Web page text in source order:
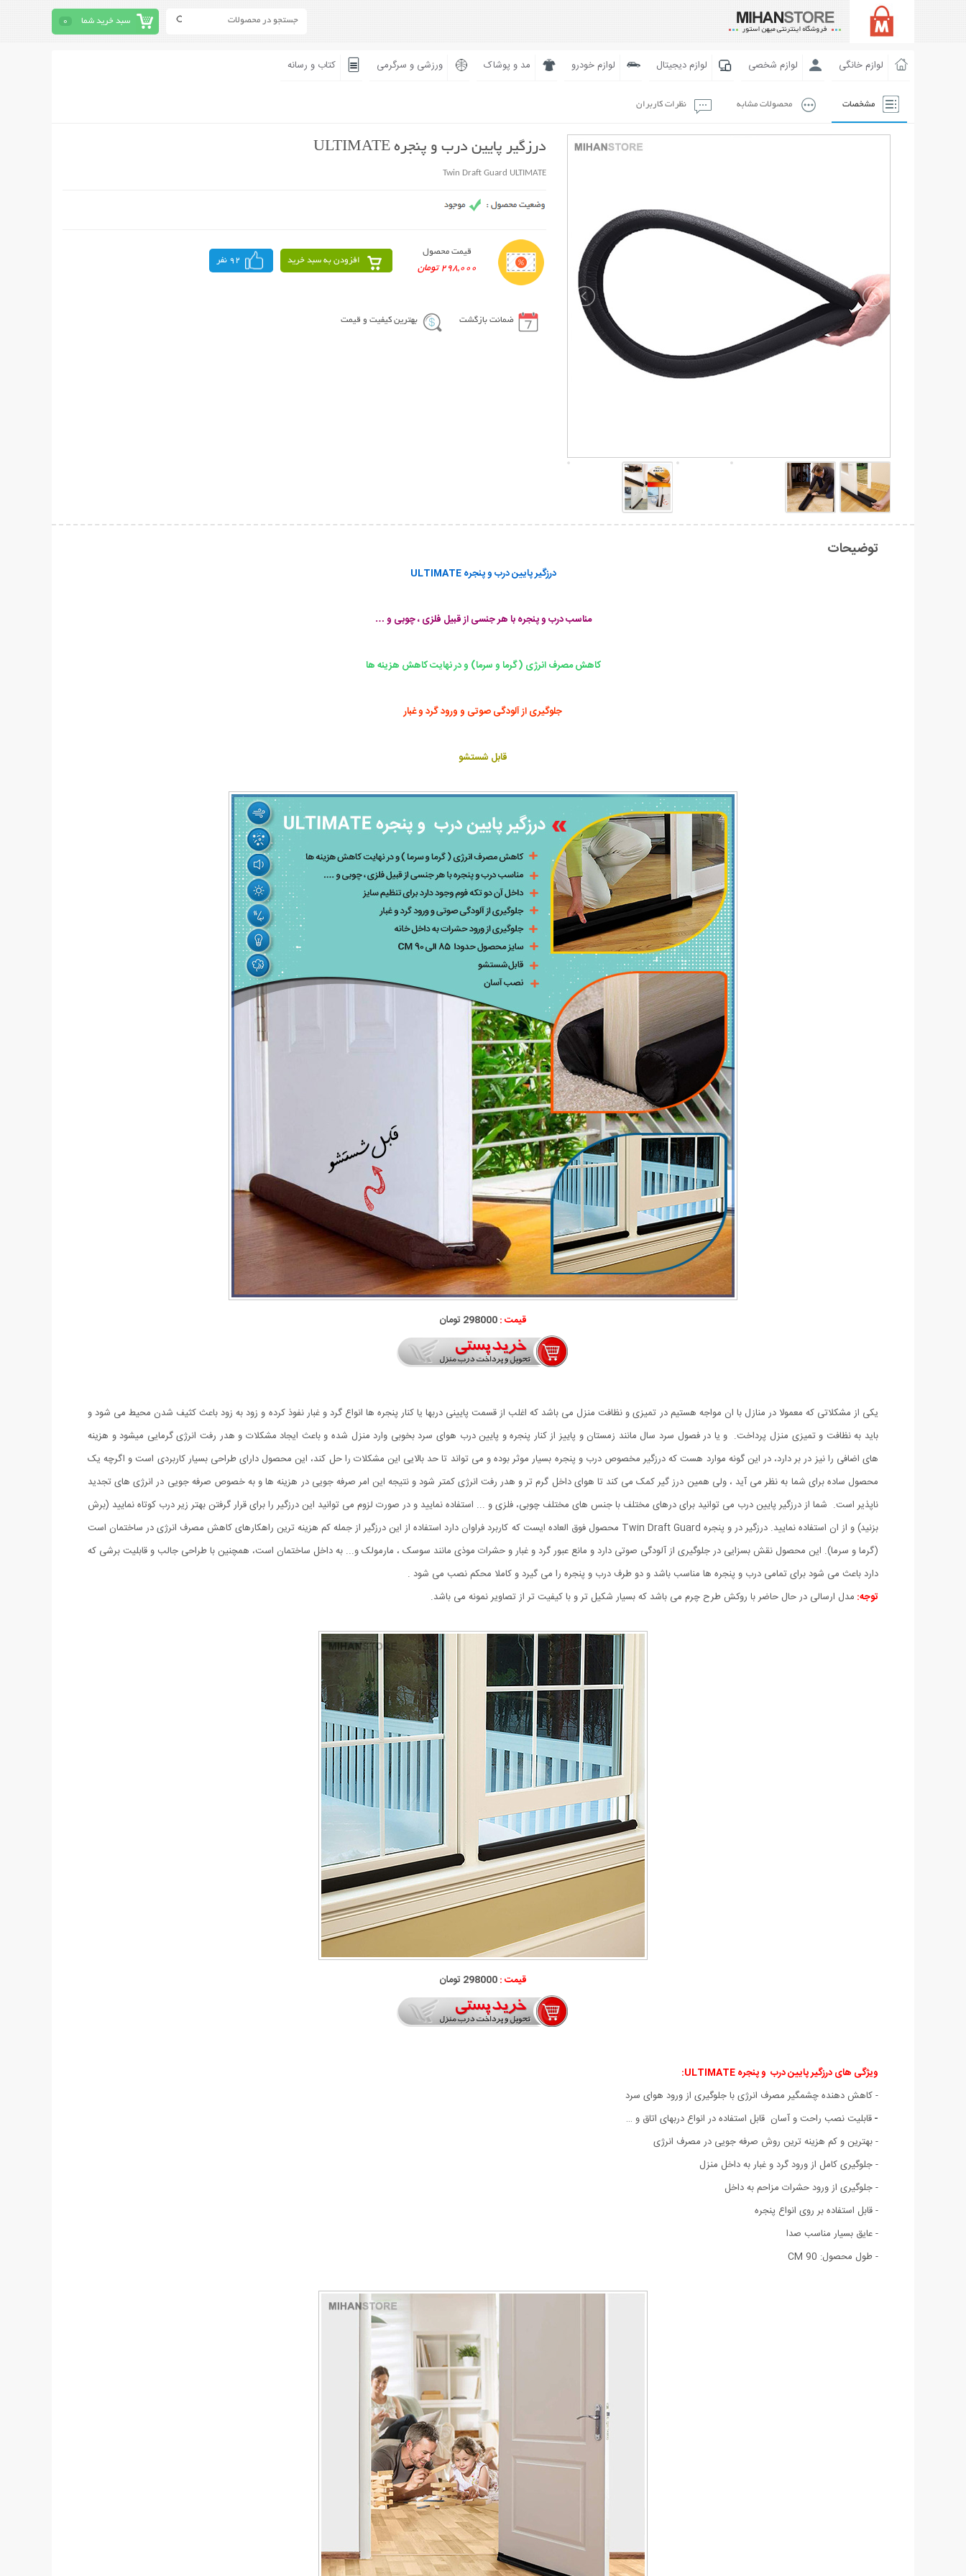
سبد خرید شما 0
لوازم خانگی لوازم شخصی لوازم دیجیتال لوازم خودرو مد و پوشاک ورزشی و سرگرمی کتاب و رسانه
مشخصات محصولات مشابه نظرات کاربران
درزگیر پایین درب و پنجره ULTIMATE
Twin Draft Guard ULTIMATE
قیمت محصول
298,000 تومان
افزودن به سبد خرید 92 نفر
ضمانت بازگشت بهترین کیفیت و قیمت
توضیحات
درزگیر پایین درب و پنجره ULTIMATE
مناسب درب و پنجره با هر جنسی از قبیل فلزی ، چوبی و …
کاهش مصرف انرژی (گرما و سرما) و در نهایت کاهش هزینه ها
جلوگیری از آلودگی صوتی و ورود گرد و غبار
قابل شستشو
قیمت :298000 تومان
یکی از مشکلاتی که معمولا در منازل با ان مواجه هستیم در تمیزی و نظافت منزل می باشد که اغلب از قسمت پایینی دربها یا کنار پنجره ها انواع گرد و غبار نفوذ کرده و زود به زود باعث کثیف شدن محیط می شود و
باید به نظافت و تمیزی منزل پرداخت. و یا در فصول سرد سال مانند زمستان و پاییز از کنار پنجره و پایین درب هوای سرد بخوبی وارد منزل شده و باعث ایجاد مشکلات و هدر رفت انرژی گرمایی میشود و هزینه
های اضافی را نیز در بر دارد، در این گونه موارد هست که درزگیر مخصوص درب و پنجره بسیار موثر بوده و می تواند تا حد بالایی این مشکلات را حل کند، این محصول دارای طراحی بسیار کاربردی است و اگرچه یک
محصول ساده برای شما به نظر می آید ، ولی همین درز گیر کمک می کند تا هوای داخل گرم تر و هدر رفت انرژی کمتر شود و نتیجه این امر صرفه جویی در هزینه ها و به خصوص صرفه جویی در انرژی های تجدید
ناپذیر است. شما از درزگیر پایین درب می توانید برای درهای مختلف با جنس های مختلف چوبی، فلزی و ... استفاده نمایید و در صورت لزوم می توانید این درزگیر را برای قرار گرفتن بهتر زیر درب کوتاه نمایید (برش
بزنید) و از ان استفاده نمایید. درزگیر در و پنجره Twin Draft Guard محصول فوق العاده ایست که کاربرد فراوان دارد استفاده از این درزگیر از جمله کم هزینه ترین راهکارهای کاهش مصرف انرژی در ساختمان است
(گرما و سرما). این محصول نقش بسزایی در جلوگیری از آلودگی صوتی دارد و مانع عبور گرد و غبار و حشرات موذی مانند سوسک ، مارمولک و... به داخل ساختمان است، همچنین با طراحی جالب و قابلیت برشی که
دارد باعث می شود برای تمامی درب و پنجره ها مناسب باشد و دو طرف درب و پنجره را می گیرد و کاملا محکم نصب می شود .
توجه: مدل ارسالی در حال حاضر با روکش طرح چرم می باشد که بسیار شکیل تر و با کیفیت تر از تصاویر نمونه می باشد.
قیمت :298000 تومان
ویژگی های درزگیر پایین درب و پنجره ULTIMATE:
- کاهش دهنده چشمگیر مصرف انرژی با جلوگیری از ورود هوای سرد
-قابلیت نصب راحت و آسان قابل استفاده در انواع دربهای اتاق و …
- بهترین و کم هزینه ترین روش صرفه جویی در مصرف انرژی
- جلوگیری کامل از ورود گرد و غبار به داخل منزل
-جلوگیری از ورود حشرات مزاحم به داخل
- قابل استفاده بر روی انواع پنجره
- عایق بسیار مناسب صدا
- طول محصول: 90 CM